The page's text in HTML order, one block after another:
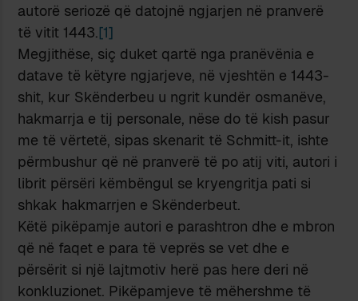
autorë seriozë që datojnë ngjarjen në pranverë
të vitit 1443.[1]
Megjithëse, siç duket qartë nga pranëvënia e
datave të këtyre ngjarjeve, në vjeshtën e 1443-
shit, kur Skënderbeu u ngrit kundër osmanëve,
hakmarrja e tij personale, nëse do të kish pasur
me të vërtetë, sipas skenarit të Schmitt-it, ishte
përmbushur që në pranverë të po atij viti, autori i
librit përsëri këmbëngul se kryengritja pati si
shkak hakmarrjen e Skënderbeut.
Këtë pikëpamje autori e parashtron dhe e mbron
që në faqet e para të veprës se vet dhe e
përsërit si një lajtmotiv herë pas here deri në
konkluzionet. Pikëpamjeve të mëhershme të